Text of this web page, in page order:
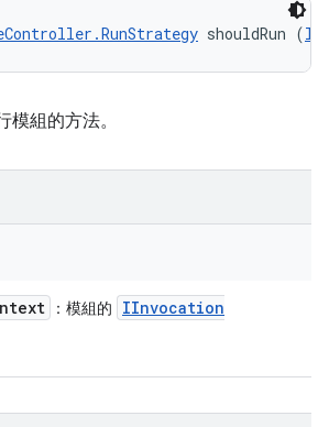
shouldRun (
模組的方法。
：模組的
IInvocation